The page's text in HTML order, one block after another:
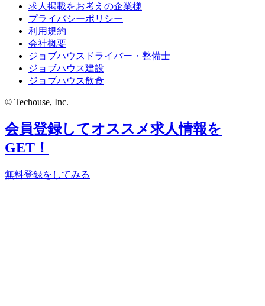
求人掲載をお考えの企業様
プライバシーポリシー
利用規約
会社概要
ジョブハウスドライバー・整備士
ジョブハウス建設
ジョブハウス飲食
© Techouse, Inc.
会員登録してオススメ求人情報を
GET！
無料登録をしてみる